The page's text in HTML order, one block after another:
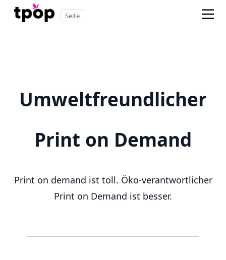
Seite
Umweltfreundlicher
Print on Demand
Print on demand ist toll. Öko-verantwortlicher
Print on Demand ist besser.